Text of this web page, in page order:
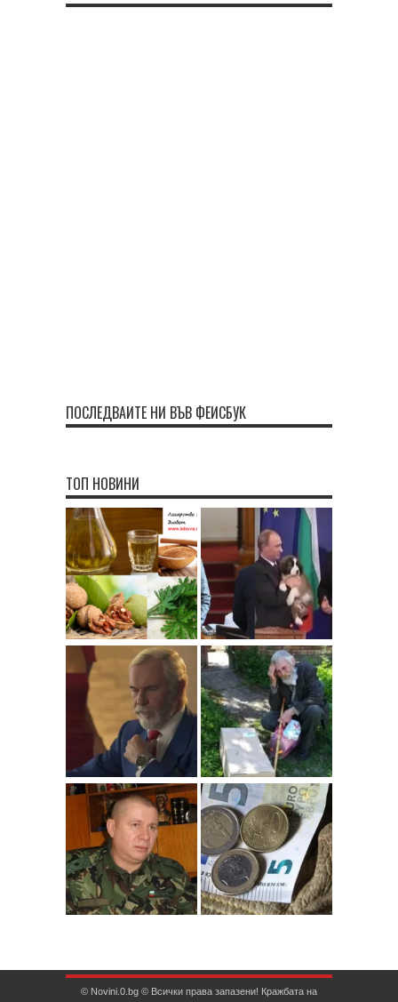
ПОСЛЕДВАЙТЕ НИ ВЪВ ФЕЙСБУК
ТОП НОВИНИ
© Novini.0.bg © Всички права запазени! Кражбата на